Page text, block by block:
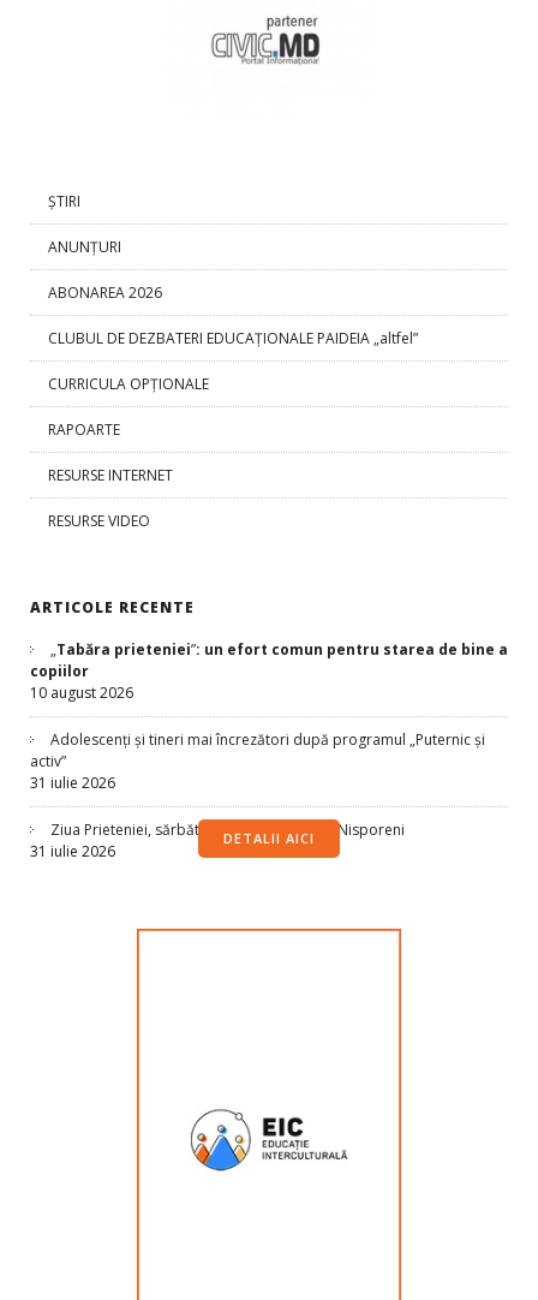
ȘTIRI
ANUNȚURI
ABONAREA 2026
CLUBUL DE DEZBATERI EDUCAȚIONALE PAIDEIA „altfel”
CURRICULA OPŢIONALE
RAPOARTE
RESURSE INTERNET
RESURSE VIDEO
ARTICOLE RECENTE
„Tabăra prieteniei”: un efort comun pentru starea de bine a
copiilor
10 august 2026
Adolescenți și tineri mai încrezători după programul „Puternic și
activ”
31 iulie 2026
Ziua Prieteniei, sărbătorită la Spațiul Sigur Nisporeni
31 iulie 2026
DETALII AICI